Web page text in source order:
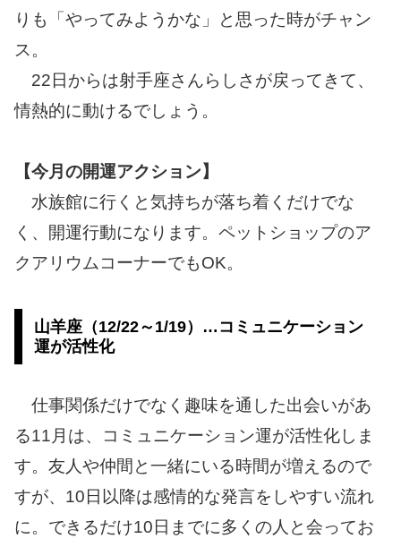
りも「やってみようかな」と思った時がチャン
ス。
22日からは射手座さんらしさが戻ってきて、
情熱的に動けるでしょう。
【今月の開運アクション】
水族館に行くと気持ちが落ち着くだけでな
く、開運行動になります。ペットショップのア
クアリウムコーナーでもOK。
山羊座（12/22～1/19）…コミュニケーション
運が活性化
仕事関係だけでなく趣味を通した出会いがあ
る11月は、コミュニケーション運が活性化しま
す。友人や仲間と一緒にいる時間が増えるので
すが、10日以降は感情的な発言をしやすい流れ
に。できるだけ10日までに多くの人と会ってお